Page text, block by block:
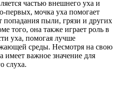
частью внешнего уха и
первых, мочка уха помогает
попадания пыли, грязи и других
того, она также играет роль в
уха, помогая лучше
среды. Несмотря на свою
имеет важное значение для
слуха.